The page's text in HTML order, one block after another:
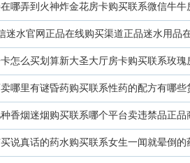
哪弄到火神炸金花房卡购买联系微信牛
迷水官网正品在线购买渠道正品迷水用品
怎么买划算新大圣大厅房卡购买联系玫
哪里有谜昏药购买联系性药的配方有哪些
香烟迷烟购买联系哪个平台卖违禁品正品
说真话的药水购买联系女生一闻就晕倒的